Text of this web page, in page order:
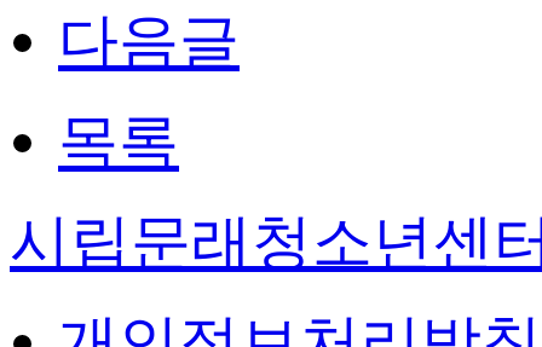
다음글
목록
시립문래청소년센